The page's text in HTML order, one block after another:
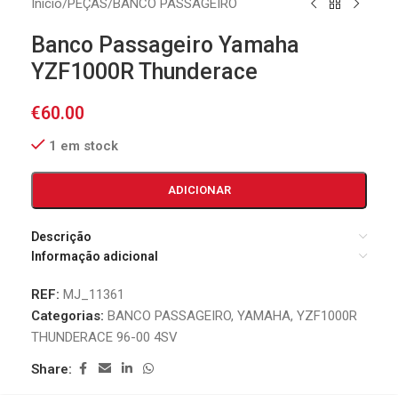
Início/PEÇAS/BANCO PASSAGEIRO
Banco Passageiro Yamaha
YZF1000R Thunderace
€60.00
1 em stock
ADICIONAR
Descrição
Informação adicional
REF: MJ_11361
Categorias: BANCO PASSAGEIRO, YAMAHA, YZF1000R
THUNDERACE 96-00 4SV
Share: